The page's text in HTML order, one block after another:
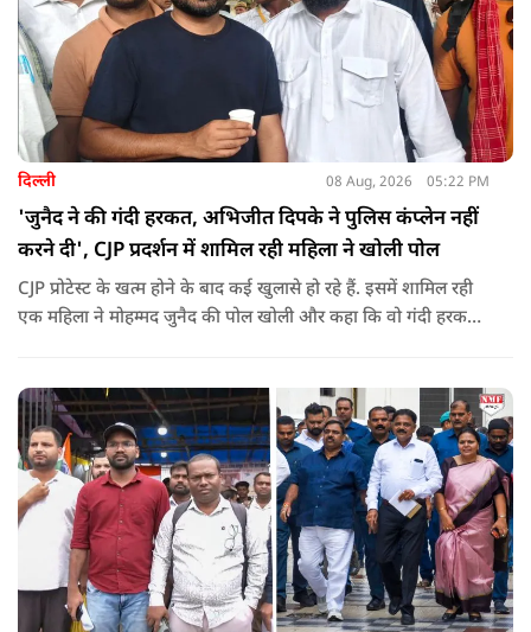
दिल्ली 08 Aug, 2026 05:22 PM
'जुनैद ने की गंदी हरकत, अभिजीत दिपके ने पुलिस कंप्लेन नहीं
करने दी', CJP प्रदर्शन में शामिल रही महिला ने खोली पोल
CJP प्रोटेस्ट के खत्म होने के बाद कई खुलासे हो रहे हैं. इसमें शामिल रही
एक महिला ने मोहम्मद जुनैद की पोल खोली और कहा कि वो गंदी हरकतें
दिया.